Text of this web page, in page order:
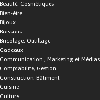
Beauté, Cosmétiques
Bien-être
Bijoux
Boissons
Bricolage, Outillage
Cadeaux
Communication , Marketing et Médias
Comptabilité, Gestion
Construction, Bâtiment
Cuisine
Culture